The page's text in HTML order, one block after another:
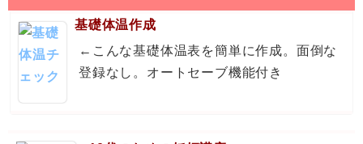
基礎体温作成
←こんな基礎体温表を簡単に作成。面倒な
登録なし。オートセーブ機能付き